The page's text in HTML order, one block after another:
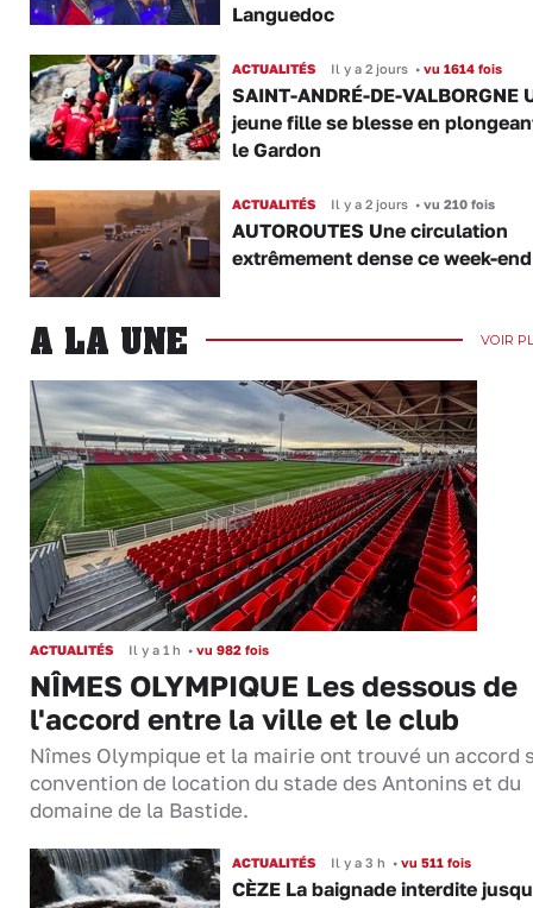
Languedoc
ACTUALITÉS Il y a 2 jours •vu 1614 fois
SAINT-ANDRÉ-DE-VALBORGNE
jeune fille se blesse en
le Gardon
ACTUALITÉS Il y a 2 jours •vu 210 fois
AUTOROUTES Une circulation
extrêmement dense ce week-end
A LA UNE VOIR
ACTUALITÉS Il y a 1 h • vu 982 fois
NÎMES OLYMPIQUE Les dessous de
l'accord entre la ville et le club
Nîmes Olympique et la mairie ont trouvé un accord
convention de location du stade des Antonins et du
domaine de la Bastide.
ACTUALITÉS Il y a 3 h •vu 511 fois
CÈZE La baignade interdite